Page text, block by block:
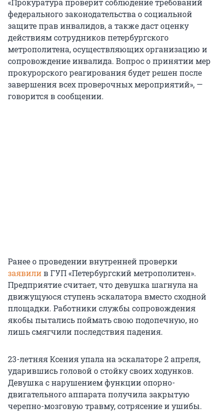
«Прокуратура проверит соблюдение требований
федерального законодательства о социальной
защите прав инвалидов, а также даст оценку
действиям сотрудников петербургского
метрополитена, осуществляющих организацию и
сопровождение инвалида. Вопрос о принятии мер
прокурорского реагирования будет решен после
завершения всех проверочных мероприятий», —
говорится в сообщении.
Ранее о проведении внутренней проверки
заявилив ГУП «Петербургский метрополитен».
Предприятие считает, что девушка шагнула на
движущуюся ступень эскалатора вместо сходной
площадки. Работники службы сопровождения
якобы пытались поймать свою подопечную, но
лишь смягчили последствия падения.
23-летняя Ксения упала на эскалаторе 2 апреля,
ударившись головой о стойку своих ходунков.
Девушка с нарушением функции опорно-
двигательного аппарата получила закрытую
черепно-мозговую травму, сотрясение и ушибы.